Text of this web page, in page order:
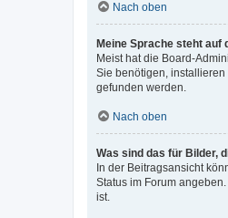
Nach oben
Meine Sprache steht auf
Meist hat die Board-
Sie benötigen,
gefunden werden.
Nach oben
Was sind das für Bilder,
In der Beitragsansicht
Status im Forum
ist.